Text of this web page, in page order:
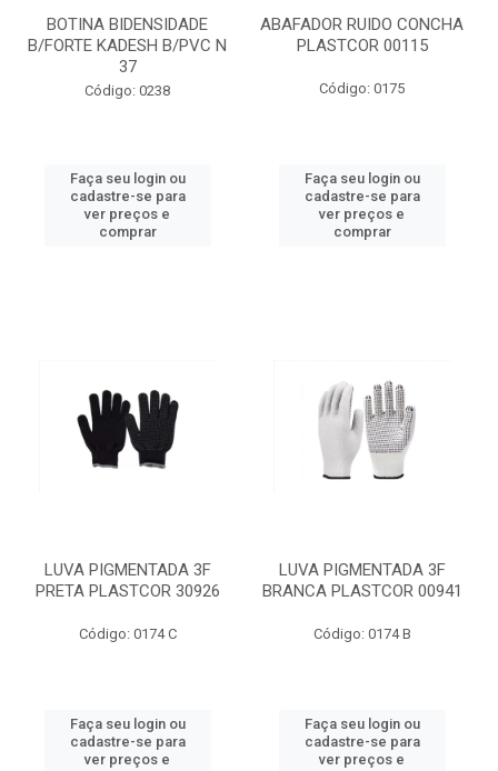
BOTINA BIDENSIDADE
B/FORTE KADESH B/PVC N
37
Código: 0238
Faça seu login ou
cadastre-se para
ver preços e
comprar
ABAFADOR RUIDO CONCHA
PLASTCOR 00115
Código: 0175
Faça seu login ou
cadastre-se para
ver preços e
comprar
LUVA PIGMENTADA 3F
PRETA PLASTCOR 30926
Código: 0174 C
Faça seu login ou
cadastre-se para
ver preços e
LUVA PIGMENTADA 3F
BRANCA PLASTCOR 00941
Código: 0174 B
Faça seu login ou
cadastre-se para
ver preços e